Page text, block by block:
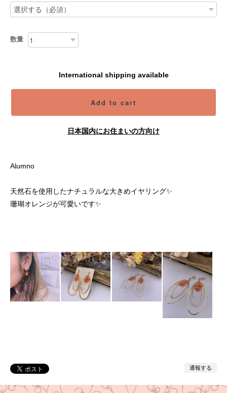
数量
International shipping available
Add to cart
日本国内にお住まいの方向け
Alumno
天然石を使用したナチュラルな大きめイヤリング✨
珊瑚オレンジが可愛いです✨
通報する